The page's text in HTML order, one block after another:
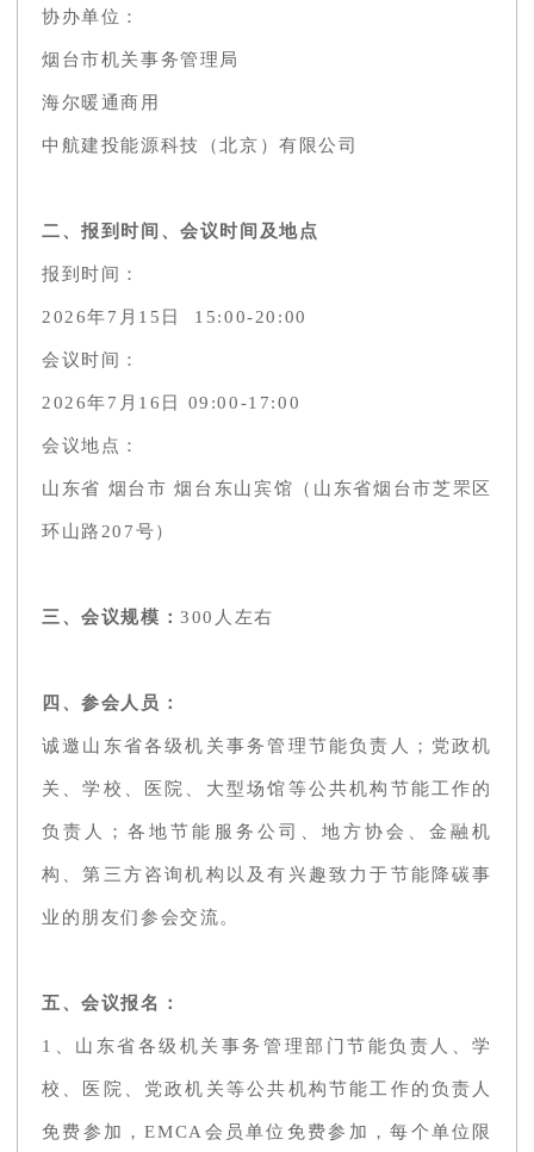
协办单位：
烟台市机关事务管理局
海尔暖通商用
中航建投能源科技（北京）有限公司
二、报到时间、会议时间及地点
报到时间：
2026年7月15日 15:00-20:00
会议时间：
2026年7月16日 09:00-17:00
会议地点：
山东省 烟台市 烟台东山宾馆（山东省烟台市芝罘区
环山路207号）
三、会议规模：300人左右
四、参会人员：
诚邀山东省各级机关事务管理节能负责人；党政机
关、学校、医院、大型场馆等公共机构节能工作的
负责人；各地节能服务公司、地方协会、金融机
构、第三方咨询机构以及有兴趣致力于节能降碳事
业的朋友们参会交流。
五、会议报名：
1、山东省各级机关事务管理部门节能负责人、学
校、医院、党政机关等公共机构节能工作的负责人
免费参加，EMCA会员单位免费参加，每个单位限